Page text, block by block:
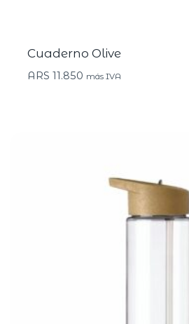
Cuaderno Olive
ARS 11.850 más IVA